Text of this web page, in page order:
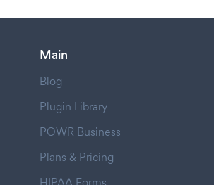
Main
Blog
Plugin Library
POWR Business
Plans & Pricing